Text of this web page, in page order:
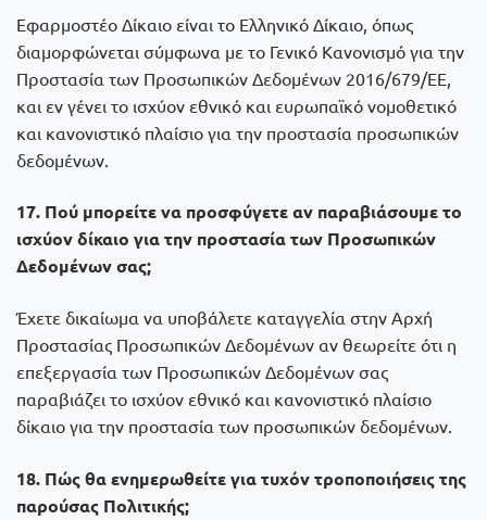
Εφαρμοστέο Δίκαιο είναι το Ελληνικό Δίκαιο, όπως
διαμορφώνεται σύμφωνα με το Γενικό Κανονισμό για την
Προστασία των Προσωπικών Δεδομένων 2016/679/ΕΕ,
και εν γένει το ισχύον εθνικό και ευρωπαϊκό νομοθετικό
και κανονιστικό πλαίσιο για την προστασία προσωπικών
δεδομένων.
17. Πού μπορείτε να προσφύγετε αν παραβιάσουμε το
ισχύον δίκαιο για την προστασία των Προσωπικών
Δεδομένων σας;
Έχετε δικαίωμα να υποβάλετε καταγγελία στην Αρχή
Προστασίας Προσωπικών Δεδομένων αν θεωρείτε ότι η
επεξεργασία των Προσωπικών Δεδομένων σας
παραβιάζει το ισχύον εθνικό και κανονιστικό πλαίσιο
δίκαιο για την προστασία των προσωπικών δεδομένων.
18. Πώς θα ενημερωθείτε για τυχόν τροποποιήσεις της
παρούσας Πολιτικής;